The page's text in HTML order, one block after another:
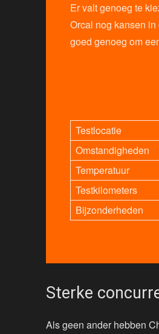
Er valt genoeg te
Orcal nog kansen
goed genoeg om
Testlocatie
Omstandigheden
Temperatuur
Testkilometers
Bijzonderheden
Sterke
Als geen ander hebben